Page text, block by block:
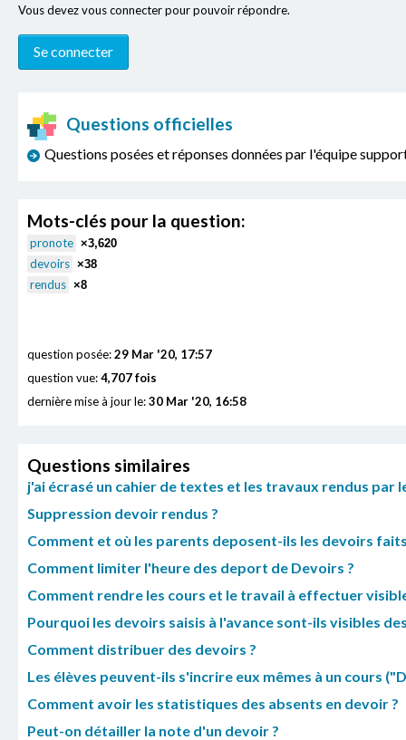
Vous devez vous connecter pour pouvoir répondre.
Questions officielles
Questions posées et réponses données par l'équipe
Mots-clés pour la question:
pronote ×3,620
devoirs ×38
rendus ×8
question posée:29 Mar '20, 17:57
question vue:4,707 fois
dernière mise à jour le:30 Mar '20, 16:58
Questions similaires
j'ai écrasé un cahier de textes et les travaux rendus par
Suppression devoir rendus ?
Comment et où les parents deposent-ils les devoirs
Comment limiter l'heure des deport de Devoirs ?
Comment rendre les cours et le travail à effectuer
Pourquoi les devoirs saisis à l'avance sont-ils visibles
Comment distribuer des devoirs ?
Les élèves peuvent-ils s'incrire eux mêmes à un cours
Comment avoir les statistiques des absents en devoir ?
Peut-on détailler la note d'un devoir ?